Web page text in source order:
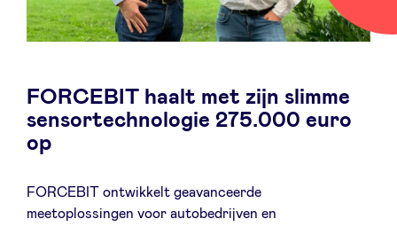
FORCEBIT haalt met zijn slimme
sensortechnologie 275.000 euro
op
FORCEBIT ontwikkelt geavanceerde
meetoplossingen voor autobedrijven en